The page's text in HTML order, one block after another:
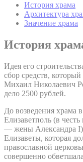
История храма
Архитектура
Значение храма
История
Идея его
сбор средств,
Михаил Николаевич
дело 2500 рублей.
До возведения храма
Елизаветполь (в
— жены Александра I),
Елизаветы, которая
православной
совершенно